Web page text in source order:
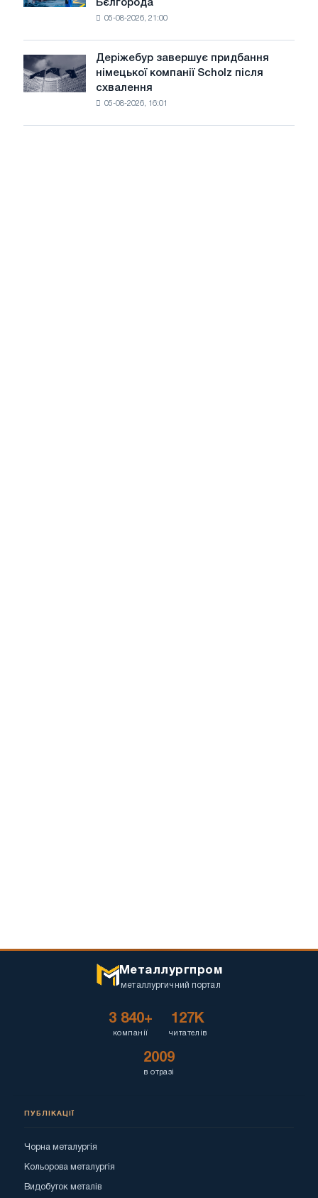
виготовив
для
Бєлгорода
Бєлгорода
05-08-2026, 21:00
Деріжебур
завершує
придбання
Деріжебур завершує придбання
німецької компанії Scholz після
схвалення
05-08-2026, 16:01
Металлургпром
металлургичний портал
3 840+
компанії
127K
читателів
2009
в отразі
ПУБЛІКАЦІЇ
Чорна металургія
Кольорова металургія
Видобуток металів